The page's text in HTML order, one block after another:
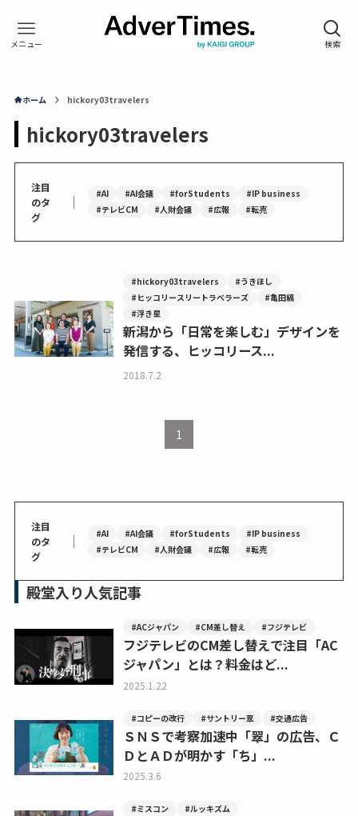
ホーム hickory03travelers
hickory03travelers
注目
のタ
グ
｜ #AI #AI会議 #forStudents
#IP business
#テレビCM
#人財会議 #広報 #転売
#hickory03travelers
#うきほし
#ヒッコリースリートラベラーズ
#亀田縞
#浮き星
新潟から「日常を楽しむ」デザインを
発信する、ヒッコリース...
2018.7.2
1
注目
のタ
グ
｜ #AI #AI会議 #forStudents
#IP business
#テレビCM
#人財会議 #広報 #転売
殿堂入り人気記事
#ACジャパン #CM差し替え #フジテレビ
フジテレビのCM差し替えで注目「AC
ジャパン」とは？料金はど...
2025.1.22
#コピーの改行 #サントリー翠 #交通広告
ＳＮＳで考察加速中「翠」の広告、Ｃ
ＤとＡＤが明かす「ち」...
2025.3.6
#ミスコン #ルッキズム